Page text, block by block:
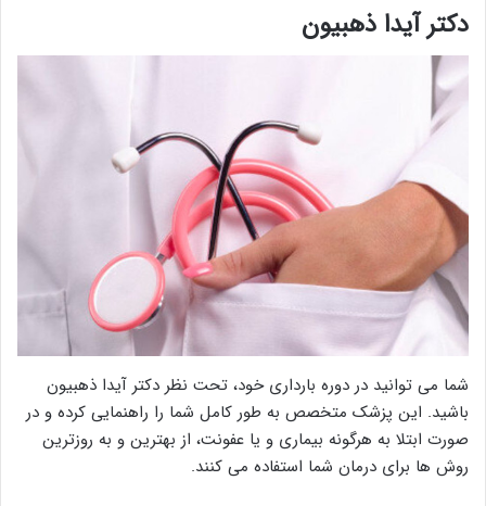
دکتر آیدا ذهبیون
شما می توانید در دوره بارداری خود، تحت نظر دکتر آیدا ذهبیون
باشید. این پزشک متخصص به طور کامل شما را راهنمایی کرده و در
صورت ابتلا به هرگونه بیماری و یا عفونت، از بهترین و به روزترین
روش ها برای درمان شما استفاده می کنند.